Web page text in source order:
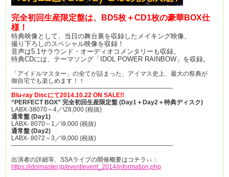
完全初回生産限定盤は、BD5枚＋CD1枚の豪華BOX仕
様！
特典映像として、当日の舞台裏を収録したメイキング映像、
撮り下ろしのスペシャル映像を収録！
音声は5.1サラウンド・オーディオコメンタリーも収録。
特典CDには、テーマソング「IDOL POWER RAINBOW」を収録。
「アイドルマスター」の全てが詰まった、アイマス史上、最大の祭典が
御自宅でも楽しめます！！
——————————————————————————-
Blu-ray Discにて2014.10.22 ON SALE!!
“PERFECT BOX” 完全初回生産限定盤 (Day1＋Day2＋特典ディスク)
LABX-38070～4／\28,000 (税抜)
通常盤 (Day1)
LABX- 8070～1／\9,000 (税抜)
通常盤 (Day2)
LABX- 8072～3／\9,000 (税抜)
——————————————————————————-
出演者の詳細等、SSAライブの開催概要はコチラ↓↓：
https://idolmaster.jp/event/event_2014/information.php